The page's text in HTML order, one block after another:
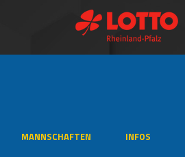
MANNSCHAFTEN INFOS